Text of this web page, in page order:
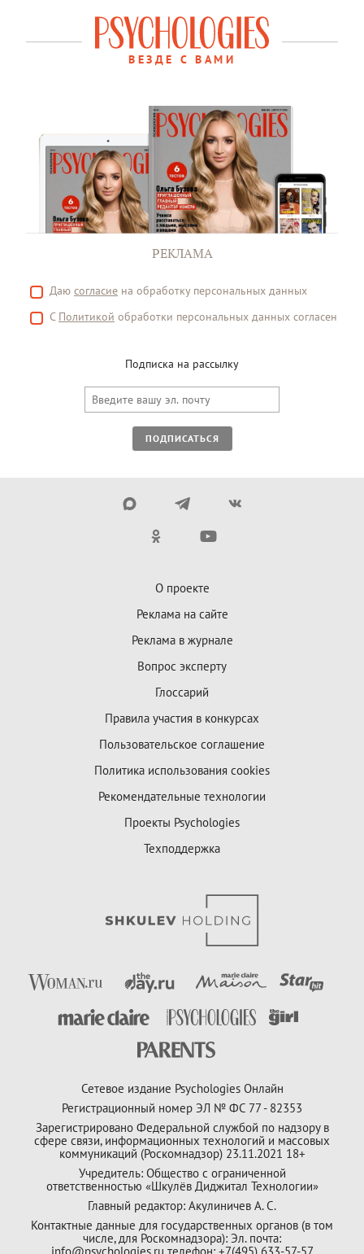
ВЕЗДЕ С ВАМИ
РЕКЛАМА
Даю согласие на обработку персональных данных
С Политикой обработки персональных данных согласен
Подписка на рассылку
ПОДПИСАТЬСЯ
О проекте
Реклама на сайте
Реклама в журнале
Вопрос эксперту
Глоссарий
Правила участия в конкурсах
Пользовательское соглашение
Политика использования cookies
Рекомендательные технологии
Проекты Psychologies
Техподдержка
Сетевое издание Psychologies Онлайн
Регистрационный номер ЭЛ № ФС 77 - 82353
Зарегистрировано Федеральной службой по надзору в
сфере связи, информационных технологий и массовых
коммуникаций (Роскомнадзор) 23.11.2021 18+
Учредитель: Общество с ограниченной
ответственностью «Шкулёв Диджитал Технологии»
Главный редактор: Акулиничев А. С.
Контактные данные для государственных органов (в том
числе, для Роскомнадзора): Эл. почта: